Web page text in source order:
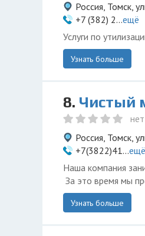
Россия, Томск,
+7 (382) 2...ещё
Услуги по
Узнать больше
8. Чистый
Россия, Томск,
+7(3822)41...ещё
Наша компания
За это время мы
Узнать больше